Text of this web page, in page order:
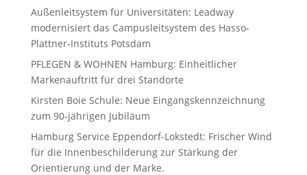
Außenleitsystem für Universitäten: Leadway
modernisiert das Campusleitsystem des Hasso-
Plattner-Instituts Potsdam
PFLEGEN & WOHNEN Hamburg: Einheitlicher
Markenauftritt für drei Standorte
Kirsten Boie Schule: Neue Eingangskennzeichnung
zum 90-jährigen Jubiläum
Hamburg Service Eppendorf-Lokstedt: Frischer Wind
für die Innenbeschilderung zur Stärkung der
Orientierung und der Marke.